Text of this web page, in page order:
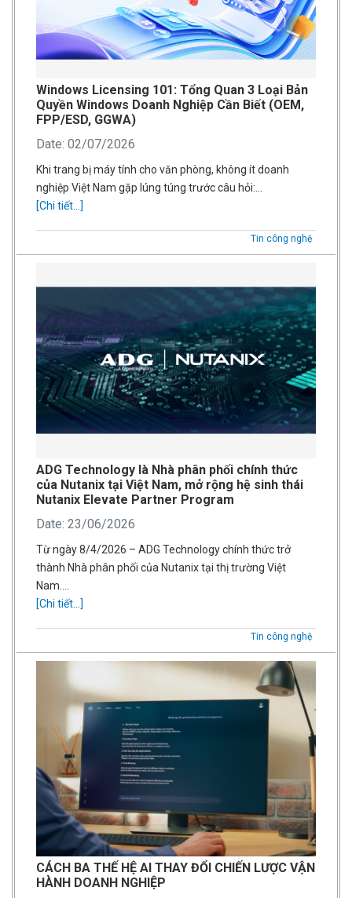
Windows Licensing 101: Tổng Quan 3 Loại Bản
Quyền Windows Doanh Nghiệp Cần Biết (OEM,
FPP/ESD, GGWA)
Date: 02/07/2026
Khi trang bị máy tính cho văn phòng, không ít doanh
nghiệp Việt Nam gặp lúng túng trước câu hỏi:…
[Chi tiết...]
Tin công nghệ
ADG Technology là Nhà phân phối chính thức
của Nutanix tại Việt Nam, mở rộng hệ sinh thái
Nutanix Elevate Partner Program
Date: 23/06/2026
Từ ngày 8/4/2026 – ADG Technology chính thức trở
thành Nhà phân phối của Nutanix tại thị trường Việt
Nam….
[Chi tiết...]
Tin công nghệ
CÁCH BA THẾ HỆ AI THAY ĐỔI CHIẾN LƯỢC VẬN
HÀNH DOANH NGHIỆP